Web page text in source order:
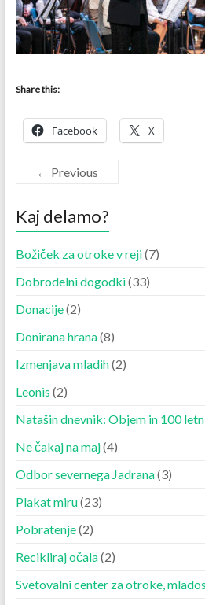
Share this:
Facebook X
← Previous
Kaj delamo?
Božiček za otroke v reji(7)
Dobrodelni dogodki(33)
Donacije(2)
Donirana hrana(8)
Izmenjava mladih(2)
Leonis (2)
Natašin dnevnik: Objem in 100
Ne čakaj na maj(4)
Odbor severnega Jadrana(3)
Plakat miru(23)
Pobratenje(2)
Recikliraj očala(2)
Svetovalni center za otroke,